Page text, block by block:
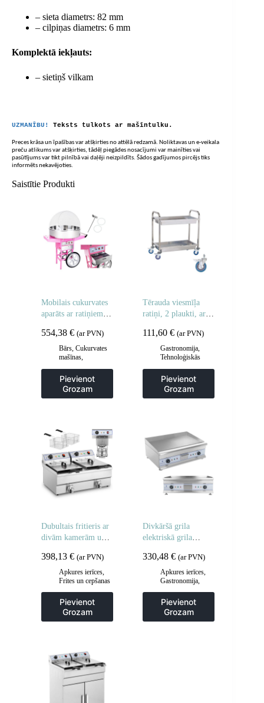
– sieta diametrs: 82 mm
– cilpiņas diametrs: 6 mm
Komplektā iekļauts:
– sietiņš vilkam
UZMANĪBU! Teksts tulkots ar mašīntulku.
Preces krāsa un īpašības var atšķirties no attēlā redzamā. Noliktavas un e-veikala
preču atlikums var atšķirties, tādēļ piegādes nosacījumi var mainīties vai
pasūtījums var tikt pilnībā vai daļēji neizpildīts. Šādos gadījumos pircējs tiks
informēts nekavējoties.
Saistītie Produkti
Mobilais cukurvates
aparāts ar ratiņiem uz
554,38 € (ar PVN)
Bārs, Cukurvates
mašīnas,
Pievienot
Grozam
Tērauda viesmīļa
ratiņi, 2 plaukti, ar
111,60€ (ar PVN)
Gastronomija,
Tehnoloģiskās
un transporta ratiņi
Virtuve
Pievienot
Grozam
Dubultais fritieris ar
divām kamerām un
2x10L
398,13 € (ar PVN)
Apkures ierīces
Frites un cepšanas
Gastronomija
Regulējamas
cepšanas iekārtas
Pievienot
Grozam
Divkāršā grila
elektriskā grila
330,48€ (ar PVN)
Apkures ierīces
Gastronomija
sildīšanas
plāksnes,Grila
šķīvji,Virtuve
Pievienot
Grozam